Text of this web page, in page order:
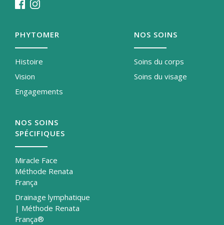
PHYTOMER
Histoire
Vision
Engagements
NOS SOINS
Soins du corps
Soins du visage
NOS SOINS
SPÉCIFIQUES
Miracle Face
Méthode Renata
França
Drainage lymphatique
| Méthode Renata
França®